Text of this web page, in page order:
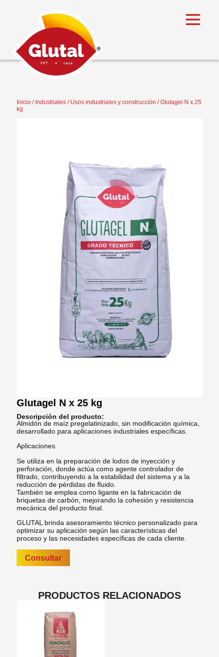
Inicio/ Industriales/ Usos industriales y construcción / Glutagel N x 25
kg
Glutagel N x 25 kg
Descripción del producto:
Almidón de maíz pregelatinizado, sin modificación química,
desarrollado para aplicaciones industriales específicas.
Aplicaciones
Se utiliza en la preparación de lodos de inyección y
perforación, donde actúa como agente controlador de
filtrado, contribuyendo a la estabilidad del sistema y a la
reducción de pérdidas de fluido.
También se emplea como ligante en la fabricación de
briquetas de carbón, mejorando la cohesión y resistencia
mecánica del producto final.
GLUTAL brinda asesoramiento técnico personalizado para
optimizar su aplicación según las características del
proceso y las necesidades específicas de cada cliente.
Consultar
PRODUCTOS RELACIONADOS